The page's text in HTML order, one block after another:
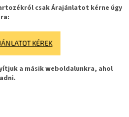
csak Árajánlatot kérne úgy
KÉREK
a másik weboldalunkra, ahol